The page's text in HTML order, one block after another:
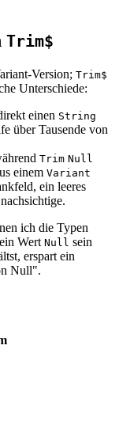
Trim$
Version; Trim$
Unterschiede:
einen String
über Tausende von
Trim Null
einem Variant
ein leeres
ich die Typen
Wert Null sein
erspart ein
Null".